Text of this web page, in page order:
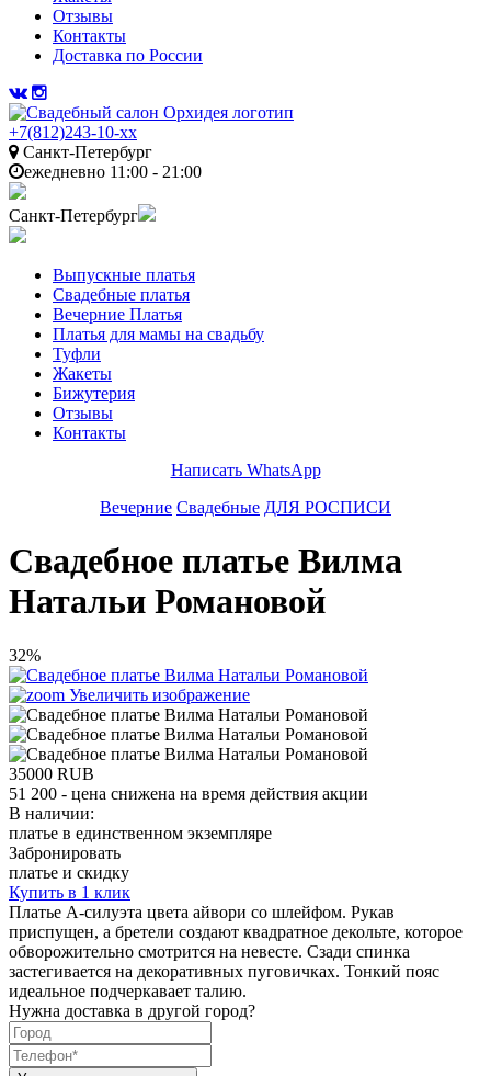
Отзывы
Контакты
Доставка по России
+7(812)243-10-xx
Санкт-Петербург
ежедневно 11:00 - 21:00
Санкт-Петербург
Выпускные платья
Свадебные платья
Вечерние Платья
Платья для мамы на свадьбу
Туфли
Жакеты
Бижутерия
Отзывы
Контакты
Написать WhatsApp
Вечерние Свадебные ДЛЯ РОСПИСИ
Свадебное платье Вилма
Натальи Романовой
32%
Увеличить изображение
35000 RUB
51 200 - цена снижена на время действия акции
В наличии:
платье в единственном экземпляре
Забронировать
платье и скидку
Купить в 1 клик
Платье А-силуэта цвета айвори со шлейфом. Рукав
приспущен, а бретели создают квадратное декольте, которое
обворожительно смотрится на невесте. Сзади спинка
застегивается на декоративных пуговичках. Тонкий пояс
идеальное подчеркавает талию.
Нужна доставка в другой город?